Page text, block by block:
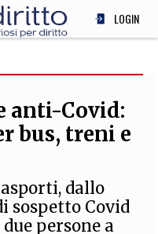
LOGIN
anti-Covid:
bus, treni e
dallo
sospetto Covid
persone a